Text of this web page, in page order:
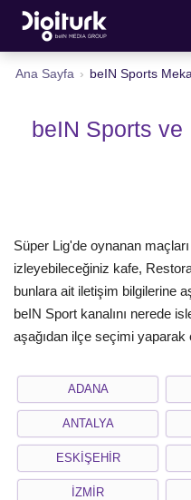
Ana Sayfa › beIN Sports
beIN Sports
Süper Lig'de oynanan
izleyebileceğiniz kafe,
bunlara ait iletişim bilgilerine
beIN Sport kanalını nerede
aşağıdan ilçe seçimi yaparak
ADANA
ANTALYA
ESKİŞEHİR
İZMİR